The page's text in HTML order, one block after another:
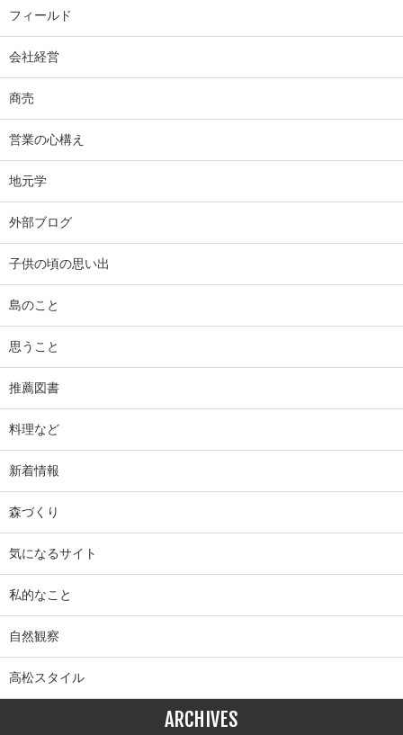
フィールド
会社経営
商売
営業の心構え
地元学
外部ブログ
子供の頃の思い出
島のこと
思うこと
推薦図書
料理など
新着情報
森づくり
気になるサイト
私的なこと
自然観察
高松スタイル
ARCHIVES